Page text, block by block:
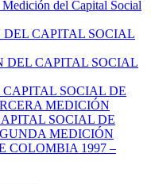
del Capital Social
CAPITAL SOCIAL
DEL CAPITAL SOCIAL
SOCIAL DE
MEDICIÓN
SOCIAL DE
MEDICIÓN
COLOMBIA 1997 –